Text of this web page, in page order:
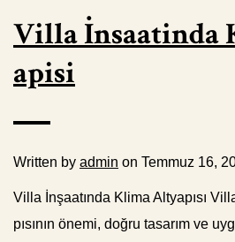
Villa İnsaatinda
apisi
Written by admin on Temmuz 16,
Villa İnşaatında Klima Altyapısı
pısının önemi, doğru tasarım ve